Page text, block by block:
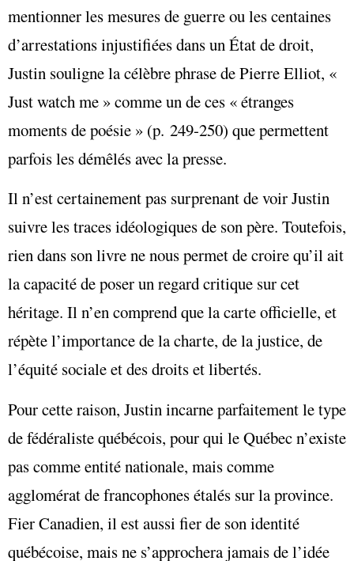
mentionner les mesures de guerre ou les centaines
d’arrestations injustifiées dans un État de droit,
Justin souligne la célèbre phrase de Pierre Elliot, «
Just watch me » comme un de ces « étranges
moments de poésie » (p. 249-250) que permettent
parfois les démêlés avec la presse.
Il n’est certainement pas surprenant de voir Justin
suivre les traces idéologiques de son père. Toutefois,
rien dans son livre ne nous permet de croire qu’il ait
la capacité de poser un regard critique sur cet
héritage. Il n’en comprend que la carte officielle, et
répète l’importance de la charte, de la justice, de
l’équité sociale et des droits et libertés.
Pour cette raison, Justin incarne parfaitement le type
de fédéraliste québécois, pour qui le Québec n’existe
pas comme entité nationale, mais comme
agglomérat de francophones étalés sur la province.
Fier Canadien, il est aussi fier de son identité
québécoise, mais ne s’approchera jamais de l’idée